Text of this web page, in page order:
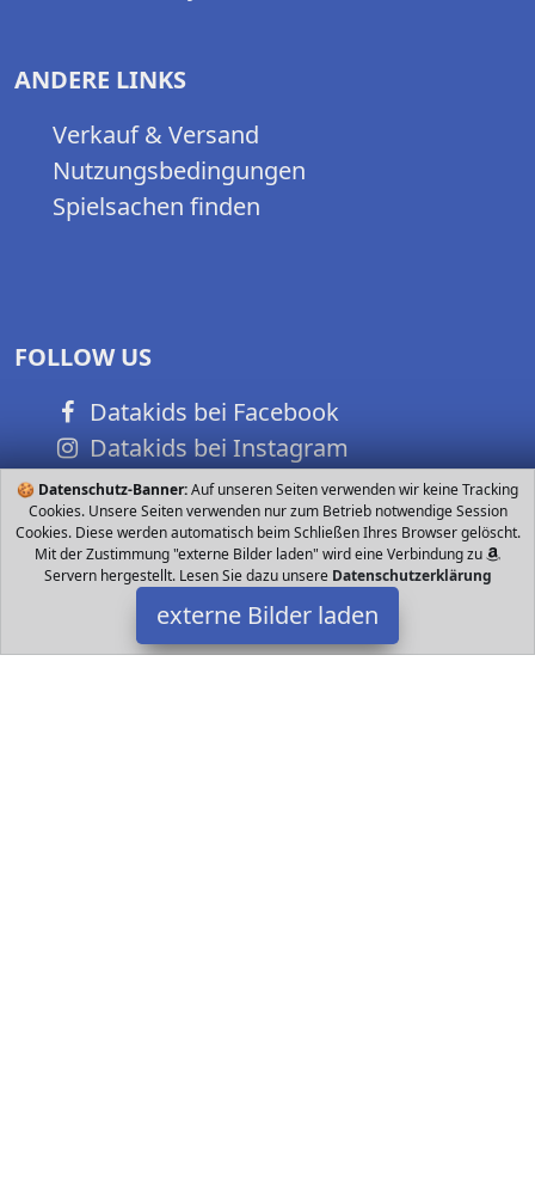
🍪 Datenschutz-Banner:Auf unseren Seiten verwenden wir keine Tracking
Cookies. Unsere Seiten verwenden nur zum Betrieb notwendige Session
Cookies. Diese werden automatisch beim Schließen Ihres Browser gelöscht.
Mit der Zustimmung "externe Bilder laden" wird eine Verbindung zu
Servern hergestellt. Lesen Sie dazu unsere Datenschutzerklärung
externe Bilder laden
ANDERE LINKS
Verkauf & Versand
Nutzungsbedingungen
Spielsachen finden
FOLLOW US
Datakids bei Facebook
Datakids bei Instagram
Datakids bei Github